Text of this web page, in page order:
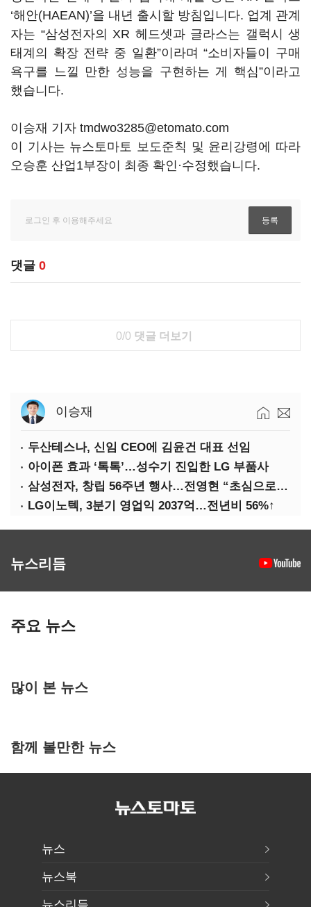
‘해안(HAEAN)’을 내년 출시할 방침입니다. 업계 관계
자는 “삼성전자의 XR 헤드셋과 글라스는 갤럭시 생
태계의 확장 전략 중 일환”이라며 “소비자들이 구매
욕구를 느낄 만한 성능을 구현하는 게 핵심”이라고
했습니다.
이승재 기자 tmdwo3285@etomato.com
이 기사는 뉴스토마토 보도준칙 및 윤리강령에 따라
오승훈 산업1부장이 최종 확인·수정했습니다.
댓글 0
0/0 댓글 더보기
이승재
두산테스나, 신임 CEO에 김윤건 대표 선임
아이폰 효과 ‘톡톡’…성수기 진입한 LG 부품사
삼성전자, 창립 56주년 행사…전영현 “초심으로 경쟁력 회복해야”
LG이노텍, 3분기 영업익 2037억…전년비 56%↑
뉴스리듬
주요 뉴스
많이 본 뉴스
함께 볼만한 뉴스
뉴스
뉴스북